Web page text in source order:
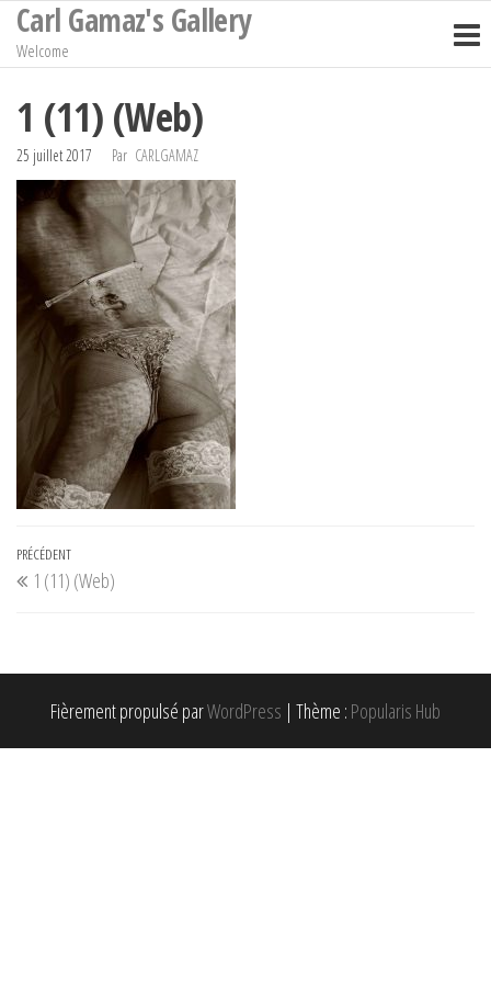
Passer
contenu
Carl Gamaz's Gallery
Welcome
1 (11) (Web)
25 juillet 2017 Par CARLGAMAZ
Navigation
de
Article
précédent
PRÉCÉDENT
1 (11) (Web)
Fièrement propulsé parWordPress | Thème : Popularis Hub